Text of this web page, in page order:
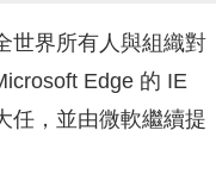
世界所有人與組織對
Edge 的 IE
任，並由微軟繼續提